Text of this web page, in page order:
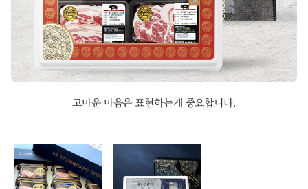
고마운 마음은 표현하는게 중요합니다.